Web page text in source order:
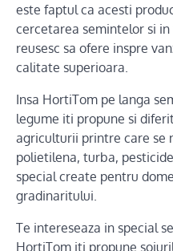
este faptul ca acesti
cercetarea semintelor si
reusesc sa ofere inspre
calitate superioara.
Insa HortiTom pe langa
legume iti propune si
agriculturii printre care se
polietilena, turba,
special create pentru
gradinaritului.
Te intereseaza in special
HortiTom iti propune